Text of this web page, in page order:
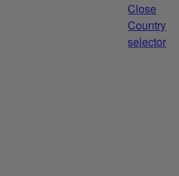
Close
Country
selector